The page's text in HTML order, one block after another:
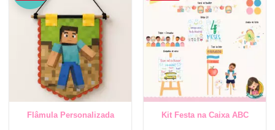
Flâmula Personalizada Kit Festa na Caixa ABC